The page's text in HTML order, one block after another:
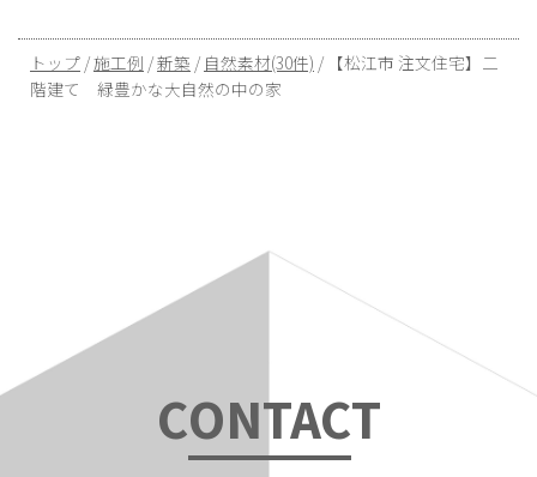
現
在
トップ /施工例 /新築 / 自然素材(30件) / 【松江市 注文住宅】二
階建て 緑豊かな大自然の中の家
CONTACT